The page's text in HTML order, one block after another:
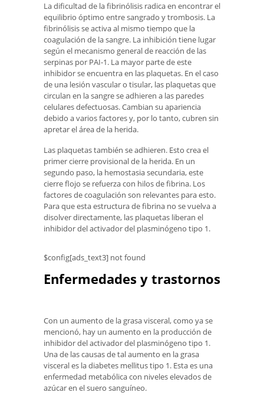
La dificultad de la fibrinólisis radica en encontrar el
equilibrio óptimo entre sangrado y trombosis. La
fibrinólisis se activa al mismo tiempo que la
coagulación de la sangre. La inhibición tiene lugar
según el mecanismo general de reacción de las
serpinas por PAI-1. La mayor parte de este
inhibidor se encuentra en las plaquetas. En el caso
de una lesión vascular o tisular, las plaquetas que
circulan en la sangre se adhieren a las paredes
celulares defectuosas. Cambian su apariencia
debido a varios factores y, por lo tanto, cubren sin
apretar el área de la herida.
Las plaquetas también se adhieren. Esto crea el
primer cierre provisional de la herida. En un
segundo paso, la hemostasia secundaria, este
cierre flojo se refuerza con hilos de fibrina. Los
factores de coagulación son relevantes para esto.
Para que esta estructura de fibrina no se vuelva a
disolver directamente, las plaquetas liberan el
inhibidor del activador del plasminógeno tipo 1.
$config[ads_text3] not found
Enfermedades y trastornos
Con un aumento de la grasa visceral, como ya se
mencionó, hay un aumento en la producción de
inhibidor del activador del plasminógeno tipo 1.
Una de las causas de tal aumento en la grasa
visceral es la diabetes mellitus tipo 1. Esta es una
enfermedad metabólica con niveles elevados de
azúcar en el suero sanguíneo.